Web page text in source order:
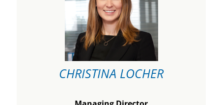
CHRISTINA LOCHER